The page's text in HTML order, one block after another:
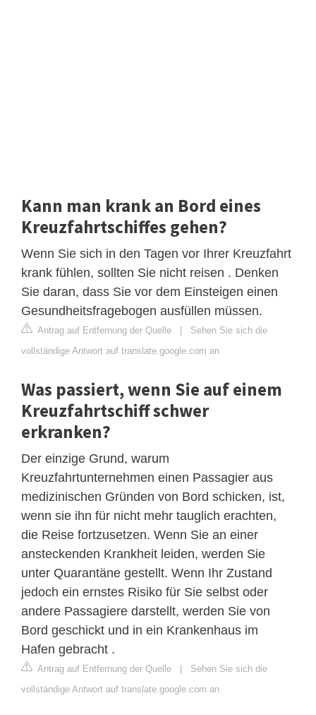
Kann man krank an Bord eines
Kreuzfahrtschiffes gehen?
Wenn Sie sich in den Tagen vor Ihrer Kreuzfahrt
krank fühlen, sollten Sie nicht reisen . Denken
Sie daran, dass Sie vor dem Einsteigen einen
Gesundheitsfragebogen ausfüllen müssen.
Antrag auf Entfernung der Quelle | Sehen Sie sich die
vollständige Antwort auf translate.google.com an
Was passiert, wenn Sie auf einem
Kreuzfahrtschiff schwer
erkranken?
Der einzige Grund, warum
Kreuzfahrtunternehmen einen Passagier aus
medizinischen Gründen von Bord schicken, ist,
wenn sie ihn für nicht mehr tauglich erachten,
die Reise fortzusetzen. Wenn Sie an einer
ansteckenden Krankheit leiden, werden Sie
unter Quarantäne gestellt. Wenn Ihr Zustand
jedoch ein ernstes Risiko für Sie selbst oder
andere Passagiere darstellt, werden Sie von
Bord geschickt und in ein Krankenhaus im
Hafen gebracht .
Antrag auf Entfernung der Quelle | Sehen Sie sich die
vollständige Antwort auf translate.google.com an